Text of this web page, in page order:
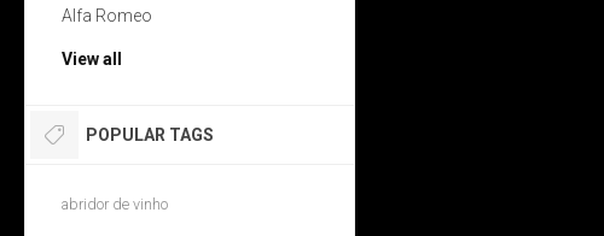
Alfa Romeo
View all
POPULAR TAGS
abridor de vinho